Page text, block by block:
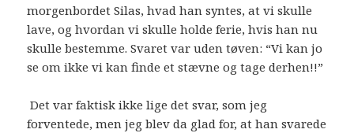
morgenbordet Silas, hvad han syntes, at vi skulle
lave, og hvordan vi skulle holde ferie, hvis han nu
skulle bestemme. Svaret var uden tøven: “Vi kan jo
se om ikke vi kan finde et stævne og tage derhen!!”
Det var faktisk ikke lige det svar, som jeg
forventede, men jeg blev da glad for, at han svarede